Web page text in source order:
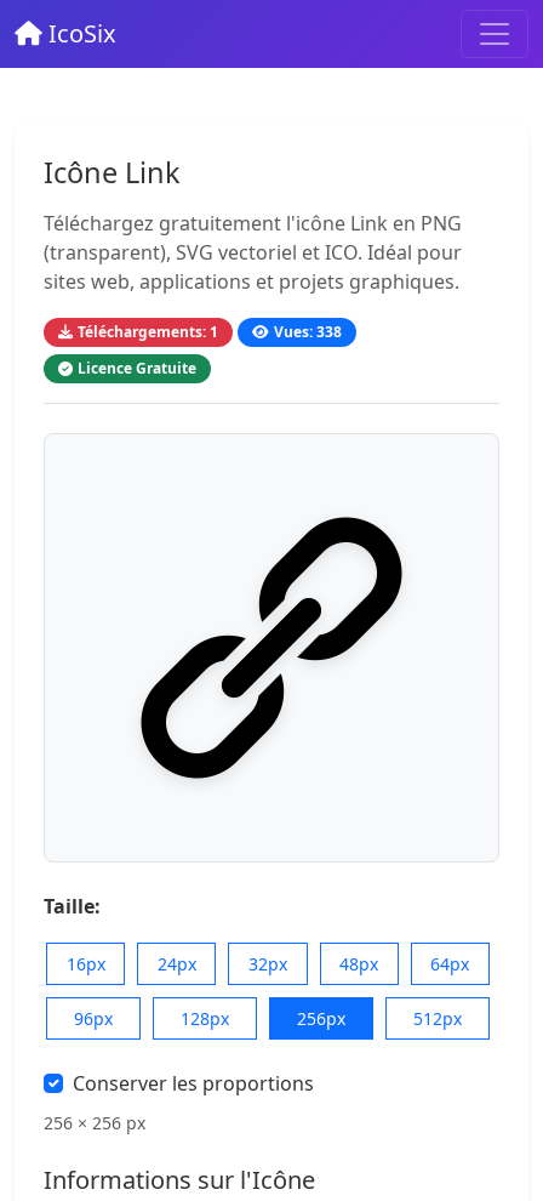
IcoSix
Icône Link
Téléchargez gratuitement l'icône Link en PNG
(transparent), SVG vectoriel et ICO. Idéal pour
sites web, applications et projets graphiques.
Téléchargements: 1
Vues: 338
Licence Gratuite
Taille:
16px 24px 32px 48px 64px
96px 128px 256px 512px
Conserver les proportions
256 × 256 px
Informations sur l'Icône